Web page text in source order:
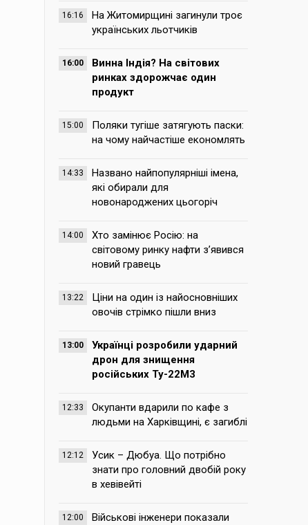
16:16
На Житомирщині загинули троє
українських льотчиків
16:00
Винна Індія? На світових
ринках здорожчає один
продукт
15:00
Поляки тугіше затягують паски:
на чому найчастіше економлять
14:33
Названо найпопулярніші імена,
які обирали для
новонароджених цьогоріч
14:00
Хто замінює Росію: на
світовому ринку нафти з’явився
новий гравець
13:22
Ціни на один із найосновніших
овочів стрімко пішли вниз
13:00
Українці розробили ударний
дрон для знищення
російських Ту-22М3
12:33
Окупанти вдарили по кафе з
людьми на Харківщині, є загиблі
12:12
Усик – Дюбуа. Що потрібно
знати про головний двобій року
в хевівейті
12:00
Військові інженери показали